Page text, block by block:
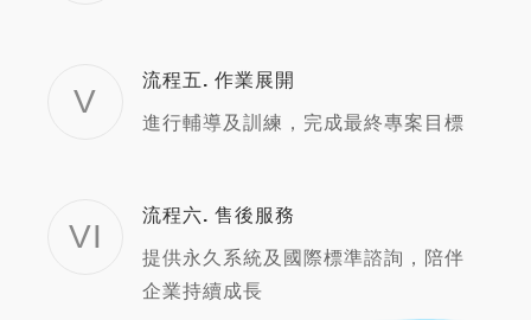
V
流程五. 作業展開
進行輔導及訓練，完成最終專案目標
VI
流程六. 售後服務
提供永久系統及國際標準諮詢，陪伴
企業持續成長